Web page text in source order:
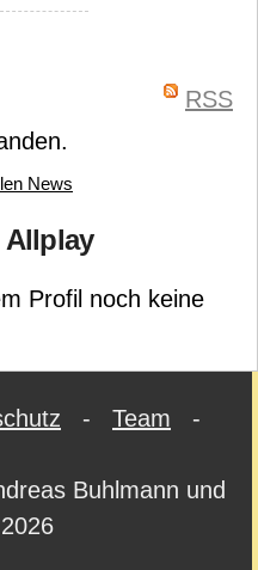
RSS
News
Allplay
Profil noch keine
- Team -
Buhlmann und